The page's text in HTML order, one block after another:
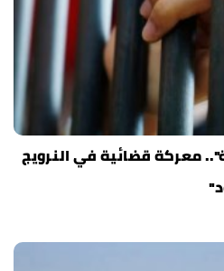
معركة قضائية في النرويج